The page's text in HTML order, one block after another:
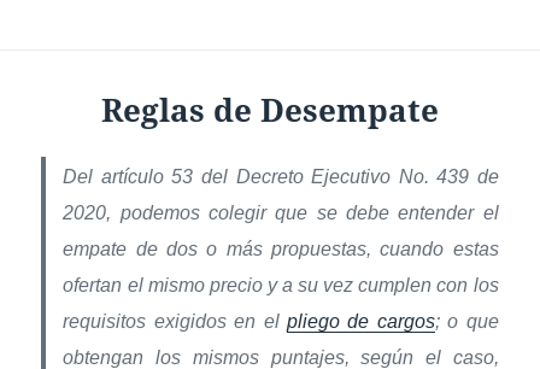
Reglas de Desempate
Del artículo 53 del Decreto Ejecutivo No. 439 de
2020, podemos colegir que se debe entender el
empate de dos o más propuestas, cuando estas
ofertan el mismo precio y a su vez cumplen con los
requisitos exigidos en el pliego de cargos; o que
obtengan los mismos puntajes, según el caso,